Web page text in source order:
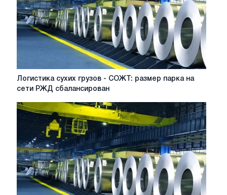
Логистика
сухих
-
СОЖТ:
размер
парка
на
сети
РЖД
сбалансирован
Логистика сухих грузов - СОЖТ: размер парка на
сети РЖД сбалансирован